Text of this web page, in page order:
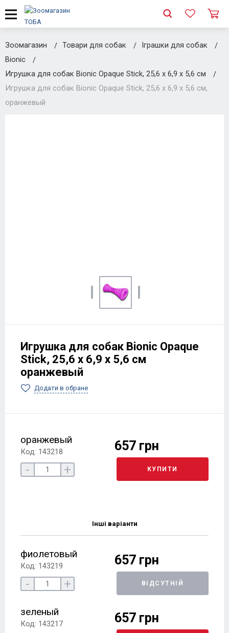
Зоомагазин Товари для собак
Іграшки для собак
Bionic
Игрушка для собак Bionic Opaque Stick, 25,6 х 6,9 х 5,6 см
Игрушка для собак Bionic Opaque Stick, 25,6 х 6,9 х 5,6 см,
оранжевый
Игрушка для собак Bionic Opaque
Stick, 25,6 х 6,9 х 5,6 см
оранжевый
Додати в обране
оранжевый
Код: 143218 657 грн
- + КУПИТИ
Інші варіанти
фиолетовый
Код: 143219 657 грн
- + ВІДСУТНІЙ
зеленый
Код: 143217 657 грн